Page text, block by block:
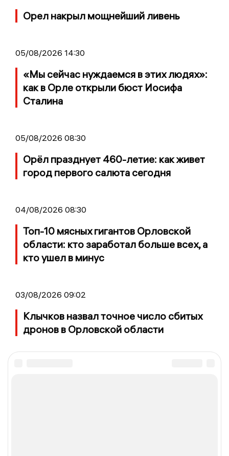
Орел накрыл мощнейший ливень
05/08/2026 14:30
«Мы сейчас нуждаемся в этих людях»:
как в Орле открыли бюст Иосифа
Сталина
05/08/2026 08:30
Орёл празднует 460-летие: как живет
город первого салюта сегодня
04/08/2026 08:30
Топ-10 мясных гигантов Орловской
области: кто заработал больше всех, а
кто ушел в минус
03/08/2026 09:02
Клычков назвал точное число сбитых
дронов в Орловской области